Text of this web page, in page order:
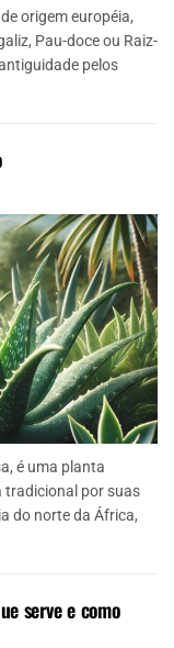
origem européia,
Pau-doce ou Raiz-
pelos
é uma planta
tradicional por suas
do norte da África,
serve e como